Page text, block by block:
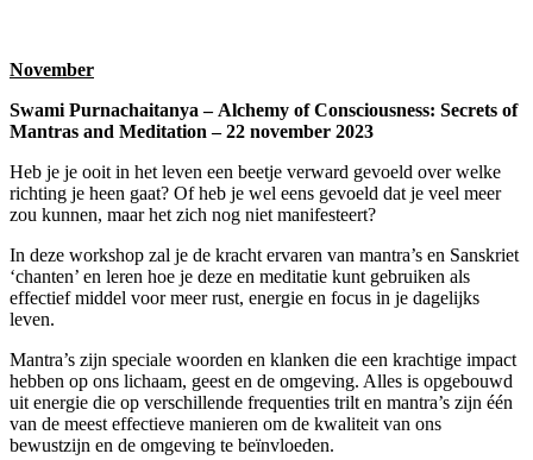
November
Swami Purnachaitanya – Alchemy of Consciousness: Secrets of
Mantras and Meditation – 22 november 2023
Heb je je ooit in het leven een beetje verward gevoeld over welke
richting je heen gaat? Of heb je wel eens gevoeld dat je veel meer
zou kunnen, maar het zich nog niet manifesteert?
In deze workshop zal je de kracht ervaren van mantra’s en Sanskriet
‘chanten’ en leren hoe je deze en meditatie kunt gebruiken als
effectief middel voor meer rust, energie en focus in je dagelijks
leven.
Mantra’s zijn speciale woorden en klanken die een krachtige impact
hebben op ons lichaam, geest en de omgeving. Alles is opgebouwd
uit energie die op verschillende frequenties trilt en mantra’s zijn één
van de meest effectieve manieren om de kwaliteit van ons
bewustzijn en de omgeving te beïnvloeden.